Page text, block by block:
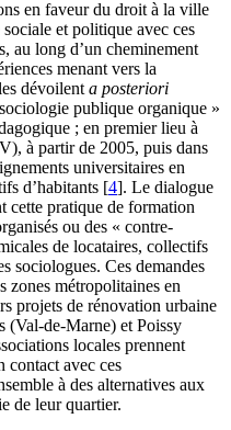
en faveur du droit à la ville
et politique avec ces
au long d’un cheminement
menant vers la
dévoilent a posteriori
publique organique »
; en premier lieu à
à partir de 2005, puis dans
universitaires en
d’habitants [4]. Le dialogue
cette pratique de formation
ou des « contre-
de locataires, collectifs
sociologues. Ces demandes
zones métropolitaines en
projets de rénovation urbaine
(Val-de-Marne) et Poissy
locales prennent
contact avec ces
à des alternatives aux
de leur quartier.